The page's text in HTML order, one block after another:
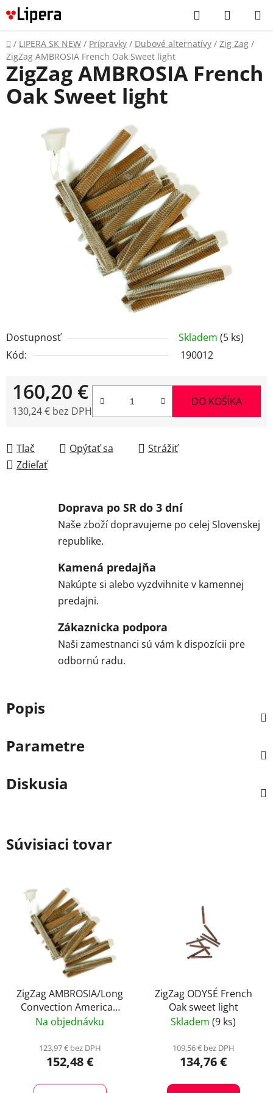
Prejsť
na
obsah
Hľadať
KOŠÍK
Domov
/ LIPERA SK NEW / Prípravky / Dubové alternatívy / Zig Zag /
ZigZag AMBROSIA French Oak Sweet light
Dostupnosť Skladem (5 ks)
Kód:
190012
160,20 €
130,24 € bez DPH
DO KOŠÍKA
Tlač Opýtať sa
Strážiť
Zdieľať
ZigZag AMBROSIA French
Oak Sweet light
Doprava po SR do 3 dní
Naše zboží dopravujeme po celej Slovenskej
republike.
Kamená predajňa
Nakúpte si alebo vyzdvihnite v kamennej
predajni.
Zákaznicka podpora
Naši zamestnanci sú vám k dispozícii pre
odbornú radu.
Popis
Parametre
Diskusia
Súvisiaci tovar
ZigZag AMBROSIA/Long
Convection American
Oak Intense Toast/MT+
Na objednávku
123,97 € bez DPH
152,48 €
ZigZag ODYSÉ French
Oak sweet light
Skladem (9 ks)
109,56 € bez DPH
134,76 €